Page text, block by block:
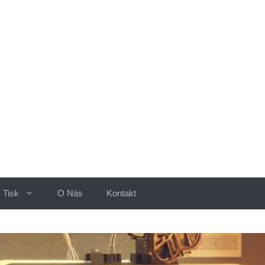
Tisk O Nás Kontakt